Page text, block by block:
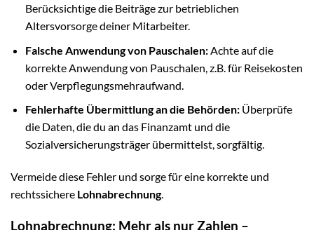
Berücksichtige die Beiträge zur betrieblichen
Altersvorsorge deiner Mitarbeiter.
Falsche Anwendung von Pauschalen:Achte auf die
korrekte Anwendung von Pauschalen, z.B. für Reisekosten
oder Verpflegungsmehraufwand.
Fehlerhafte Übermittlung an die Behörden:Überprüfe
die Daten, die du an das Finanzamt und die
Sozialversicherungsträger übermittelst, sorgfältig.
Vermeide diese Fehler und sorge für eine korrekte und
rechtssichere Lohnabrechnung.
Lohnabrechnung: Mehr als nur Zahlen –